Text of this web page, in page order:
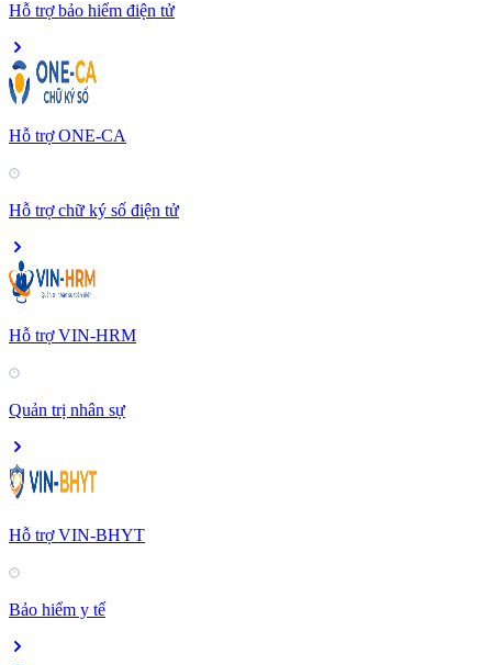
Hỗ trợ bảo hiểm điện tử
Hỗ trợ ONE-CA
Hỗ trợ chữ ký số điện tử
Hỗ trợ VIN-HRM
Quản trị nhân sự
Hỗ trợ VIN-BHYT
Bảo hiểm y tế